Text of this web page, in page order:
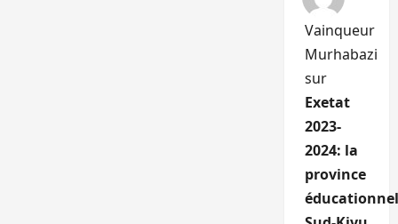
Vainqueur
Murhabazi
sur
Exetat
2023-
2024: la
province